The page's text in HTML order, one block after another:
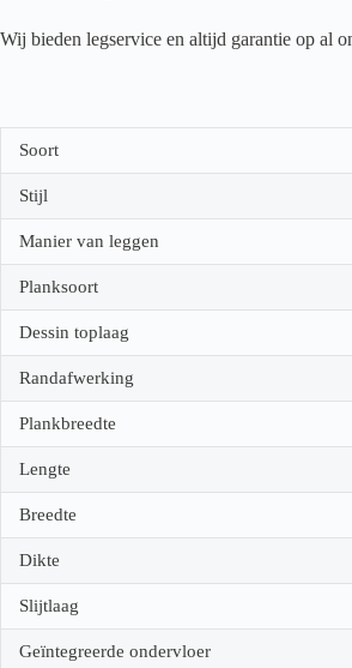
Wij bieden legservice en altijd garantie op al
Soort
Stijl
Manier van leggen
Planksoort
Dessin toplaag
Randafwerking
Plankbreedte
Lengte
Breedte
Dikte
Slijtlaag
Geïntegreerde ondervloer